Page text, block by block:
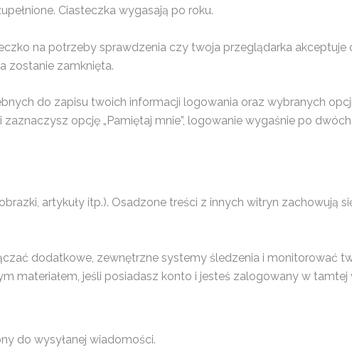
Ciasteczka wygasają po roku.
na potrzeby sprawdzenia czy twoja przeglądarka akceptuje
zostanie zamknięta.
do zapisu twoich informacji logowania oraz wybranych
opcję „Pamiętaj mnie”, logowanie wygaśnie po
artykuły itp.). Osadzone treści z innych witryn zachowują
dodatkowe, zewnętrzne systemy śledzenia i monitorować
materiałem, jeśli posiadasz konto i jesteś zalogowany w tamtej
do wysyłanej wiadomości.